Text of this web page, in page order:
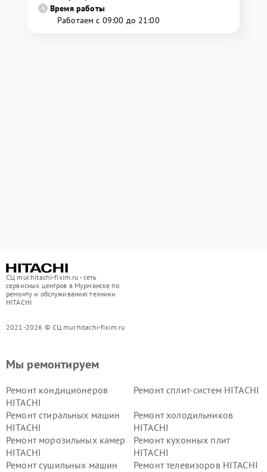
Время работы
Работаем с 09:00 до 21:00
СЦ mur.hitachi-fixim.ru - сеть
сервисных центров в Мурманске по
ремонту и обслуживанию техники
HITACHI
2021-2026 © СЦ mur.hitachi-fixim.ru
Мы ремонтируем
Ремонт кондиционеров
HITACHI
Ремонт сплит-систем HITACHI
Ремонт стиральных машин
HITACHI
Ремонт холодильников
HITACHI
Ремонт морозильных камер
HITACHI
Ремонт кухонных плит
HITACHI
Ремонт сушильных машин
Ремонт телевизоров HITACHI